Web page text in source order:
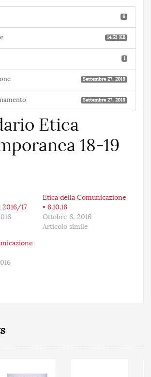
6
14.53 KB
1
Settembre 27, 2018
Settembre 27, 2018
Etica
18-19
17
Etica della Comunicazione
• 6.10.16
Ottobre 6, 2016
Articolo simile